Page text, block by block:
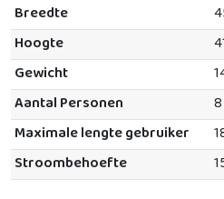
Breedte
Hoogte
Gewicht
Aantal Personen
8
Maximale lengte gebruiker
Stroombehoefte